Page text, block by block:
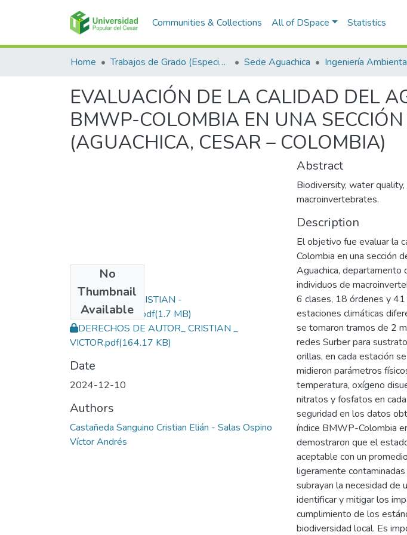
Communities & Collections All of DSpace Statistics
Home Trabajos de Grado (Especializaciones y Pregrados) Sede Aguachica
EVALUACIÓN DE LA CALIDAD DEL
BMWP-COLOMBIA EN UNA
(AGUACHICA, CESAR – COLOMBIA)
No
Thumbnail
Available
CASTAÑEDA_CRISTIAN -
SALAS_VÍCTOR.pdf(1.7 MB)
DERECHOS DE AUTOR_ CRISTIAN _
VICTOR.pdf(164.17 KB)
Date
2024-12-10
Authors
Castañeda Sanguino Cristian Elián - Salas Ospino
Víctor Andrés
Abstract
Biodiversity, water
macroinvertebrates.
Description
El objetivo fue evaluar la
Colombia en una sección
Aguachica, departamento
individuos de
6 clases, 18 órdenes y
estaciones climáticas
se tomaron tramos de 2
redes Surber para
orillas, en cada estación
midieron parámetros
temperatura, oxígeno
nitratos y fosfatos en
seguridad en los datos
índice BMWP-Colombia
demostraron que el
aceptable con un
ligeramente
subrayan la necesidad de
identificar y mitigar los
cumplimiento de los
biodiversidad local. Es